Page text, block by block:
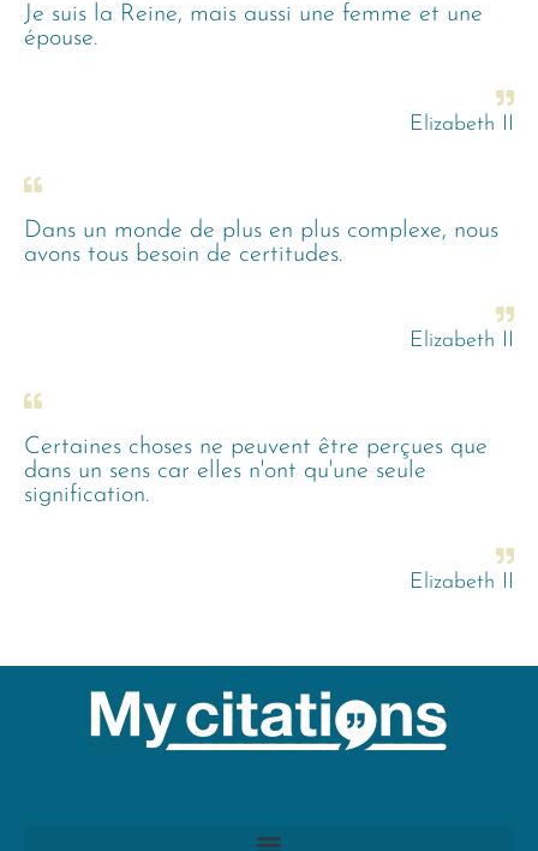
Je suis la Reine, mais aussi une femme et une
épouse.
Elizabeth II
Dans un monde de plus en plus complexe, nous
avons tous besoin de certitudes.
Elizabeth II
Certaines choses ne peuvent être perçues que
dans un sens car elles n'ont qu'une seule
signification.
Elizabeth II